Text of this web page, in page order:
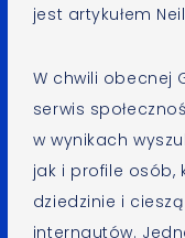
jest artykułem
W chwili obecnej
serwis
w wynikach
jak i profile osób,
dziedzinie i
internautów.